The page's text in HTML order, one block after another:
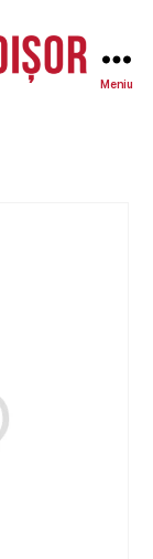
Meniu